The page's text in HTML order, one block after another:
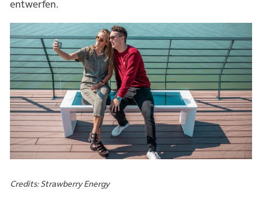
entwerfen.
Credits: Strawberry Energy